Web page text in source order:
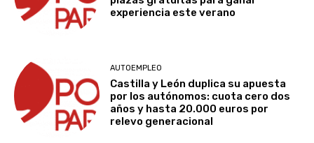
experiencia este verano
AUTOEMPLEO
Castilla y León duplica su apuesta
por los autónomos: cuota cero dos
años y hasta 20.000 euros por
relevo generacional